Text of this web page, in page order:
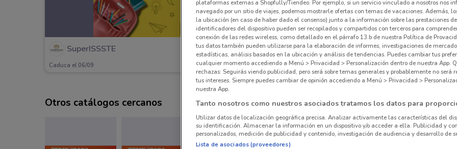
SuperISSSTE
Caduca el 06/09 366 m
Otros catálogos cercanos
plataformas externas a Shopfully/Tiendeo. Por ejemplo, si un servicio vinculado a nosotros nos
navegado por un sitio de viajes, podemos mostrarle ofertas con temas de vacaciones. Además,
la ubicación (en caso de haber dado el consenso) junto a la información sobre las prestaciones
identificadores del dispositivo pueden ser recopilados y compartidos con terceros para
conexión de las redes wireless, como detallado en el párrafo 13.b de nuestra Política de
tus datos también pueden utilizarse para la elaboración de informes, investigaciones de
estadísticas, análisis basados en la ubicación y análisis de tendencias. Puedes cambiar tus
cualquier momento accediendo a Menú > Privacidad > Personalización dentro de nuestra App.
rechazas: Seguirás viendo publicidad, pero será sobre temas generales y probablemente no será
tus intereses. Siempre puedes cambiar de opinión accediendo a Menú > Privacidad >
nuestra App.
Tanto nosotros como nuestros asociados tratamos los datos para
Utilizar datos de localización geográfica precisa. Analizar activamente las características del
su identificación. Almacenar la información en un dispositivo y/o acceder a ella. Publicidad y
personalizados, medición de publicidad y contenido, investigación de audiencia y desarrollo de
Lista de asociados (proveedores)